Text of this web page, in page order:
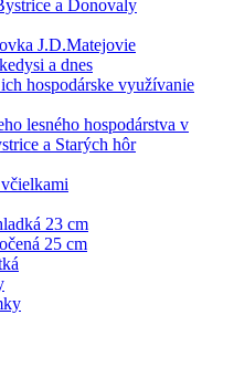
a Donovaly
J.D.Matejovie
a dnes
hospodárske využívanie
lesného hospodárstva v
a Starých hôr
23 cm
25 cm